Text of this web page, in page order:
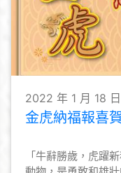
2022 年 1 月 18
金虎納福報喜
「牛辭勝歲，虎躍